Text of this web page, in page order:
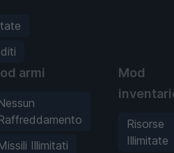
armi
Illimitati
Mod
Risorse
Illimitate